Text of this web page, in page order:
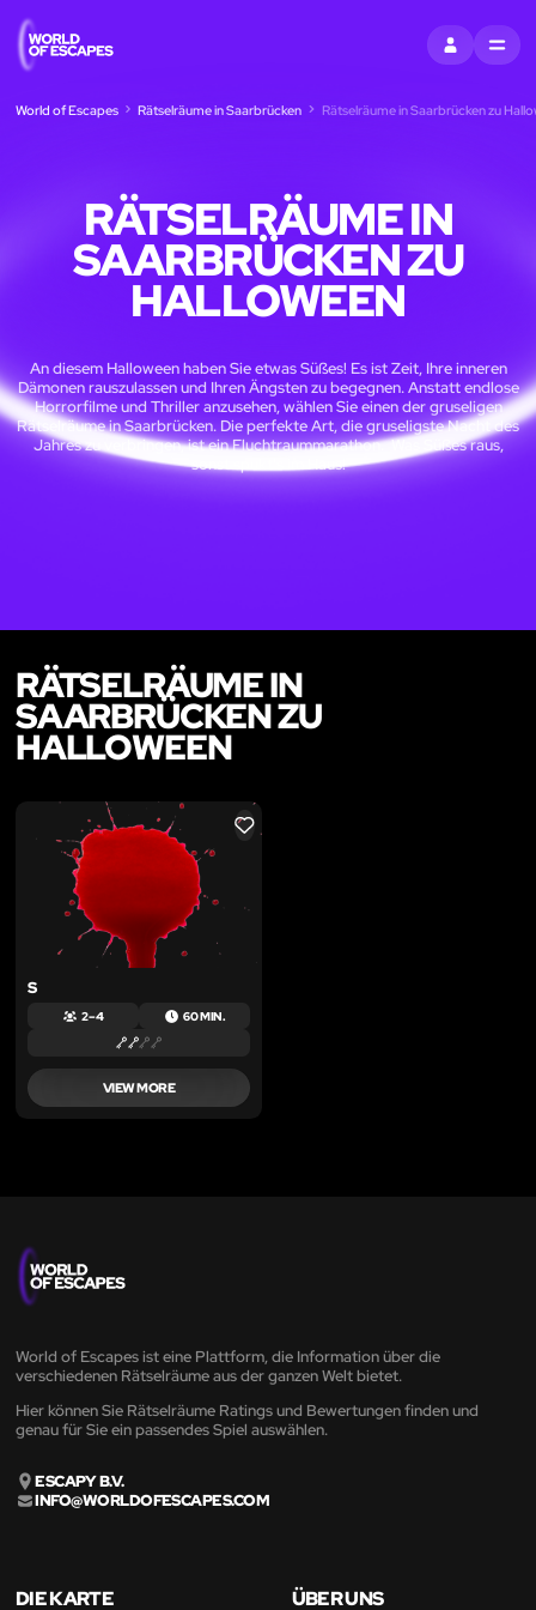
EINTRAGEN
MENU
World of Escapes Rätselräume in Saarbrücken Rätselräume in Saarbrücken zu
RÄTSELRÄUME IN
SAARBRÜCKEN ZU
HALLOWEEN
An diesem Halloween haben Sie etwas Süßes! Es ist Zeit, Ihre inneren
Dämonen rauszulassen und Ihren Ängsten zu begegnen. Anstatt endlose
Horrorfilme und Thriller anzusehen, wählen Sie einen der gruseligen
Rätselräume in Saarbrücken. Die perfekte Art, die gruseligste Nacht des
Jahres zu verbringen, ist ein Fluchtraummarathon. Was Süßes raus,
sonst spukt's im Haus!
RÄTSELRÄUME IN
SAARBRÜCKEN ZU
HALLOWEEN
LIKE
S
2 – 4 60 MIN.
VIEW MORE
World of Escapes ist eine Plattform, die Information über die
verschiedenen Rätselräume aus der ganzen Welt bietet.
Hier können Sie Rätselräume Ratings und Bewertungen finden und
genau für Sie ein passendes Spiel auswählen.
ESCAPY B.V.
INFO@WORLDOFESCAPES.COM
DIE KARTE ÜBER UNS